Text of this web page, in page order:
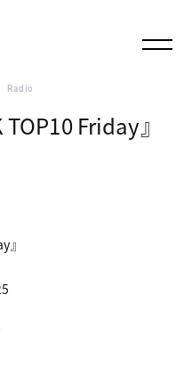
Radio
TOP10 Friday』
』